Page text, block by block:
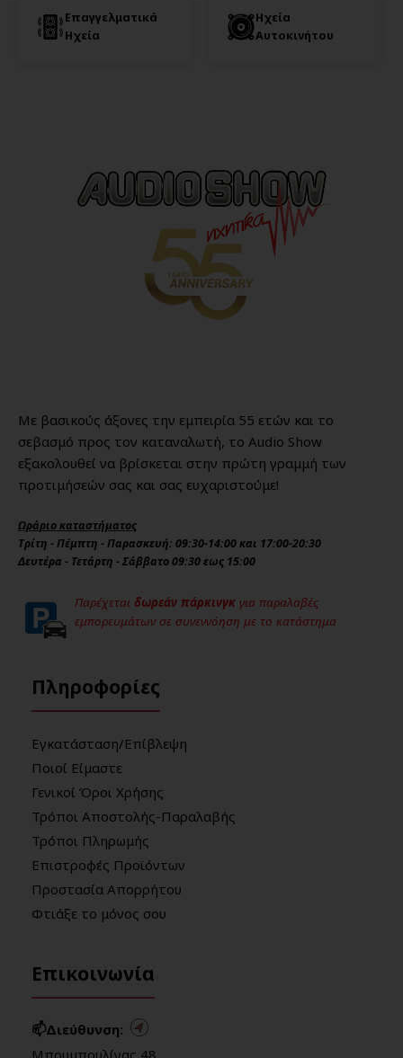
Επαγγελματικά
Ηχεία
Ηχεία
Αυτοκινήτου
Με βασικούς άξονες την εμπειρία 55 ετών και το
σεβασμό προς τον καταναλωτή, το Audio Show
εξακολουθεί να βρίσκεται στην πρώτη γραμμή των
προτιμήσεών σας και σας ευχαριστούμε!
Ωράριο καταστήματος
Τρίτη - Πέμπτη - Παρασκευή: 09:30-14:00 και 17:00-20:30
Δευτέρα - Τετάρτη - Σάββατο 09:30 εως 15:00
Παρέχεται δωρεάν πάρκινγκ για παραλαβές
εμπορευμάτων σε συνεννόηση με το κατάστημα
Πληροφορίες
Εγκατάσταση/Επίβλεψη
Ποιοί Είμαστε
Γενικοί Όροι Χρήσης
Τρόποι Αποστολής-Παραλαβής
Τρόποι Πληρωμής
Επιστροφές Προϊόντων
Προστασία Απορρήτου
Φτιάξε το μόνος σου
Επικοινωνία
📫Διεύθυνση:
Μπουμπουλίνας 48,